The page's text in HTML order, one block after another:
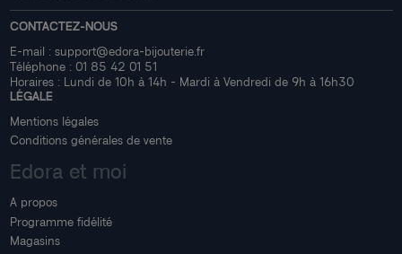
CONTACTEZ-NOUS
E-mail : support@edora-bijouterie.fr
Téléphone : 01 85 42 01 51
Horaires : Lundi de 10h à 14h - Mardi à Vendredi de 9h à 16h30
LÉGALE
Mentions légales
Conditions générales de vente
Edora et moi
A propos
Programme fidélité
Magasins